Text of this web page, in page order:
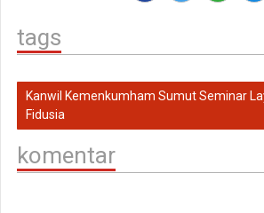
tags
Kanwil Kemenkumham Sumut Seminar
Fidusia
komentar